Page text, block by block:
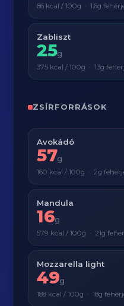
86 kcal / 100g · 1.6g
Zabliszt
25g
375 kcal / 100g · 13g
ZSÍRFORRÁSOK
Avokádó
57g
160 kcal / 100g · 2g
Mandula
16g
579 kcal / 100g · 21g
Mozzarella light
49g
188 kcal / 100g · 18g